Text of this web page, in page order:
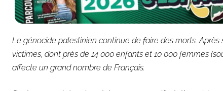
Le génocide palestinien continue de faire des morts.
victimes, dont près de 14 000 enfants et 10 000 femmes
affecte un grand nombre de Français.